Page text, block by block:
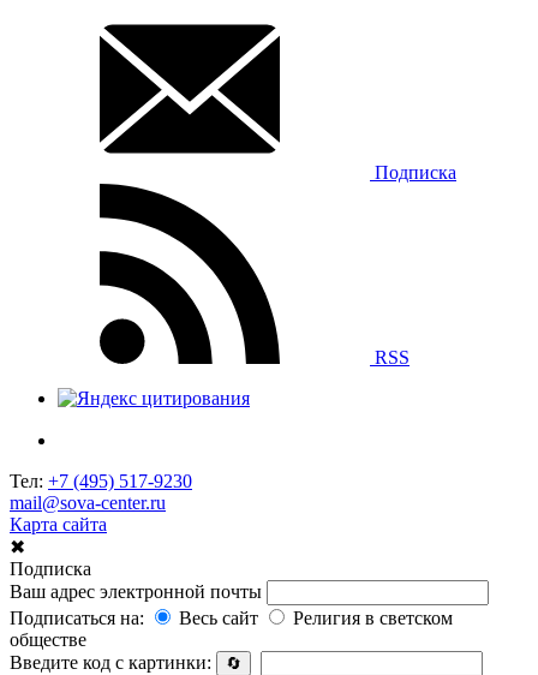
Подписка
RSS
Тел: +7 (495) 517-9230
mail@sova-center.ru
Карта сайта
✖
Подписка
Ваш адрес электронной почты
Подписаться на:
Весь сайт
Религия в светском
обществе
Введите код с картинки:
🔄